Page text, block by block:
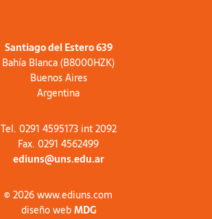
Santiago del Estero 639
Bahía Blanca (B8000HZK)
Buenos Aires
Argentina
Tel. 0291 4595173 int 2092
Fax. 0291 4562499
ediuns@uns.edu.ar
© 2026 www.ediuns.com
diseño webMDG